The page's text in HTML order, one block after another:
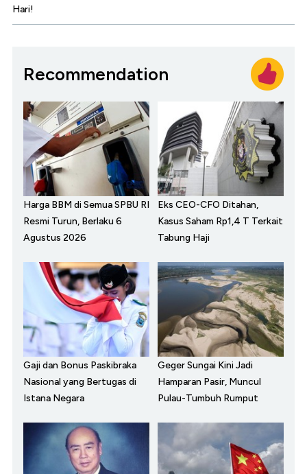
Hari!
Recommendation
Harga BBM di Semua SPBU RI
Resmi Turun, Berlaku 6
Agustus 2026
Eks CEO-CFO Ditahan,
Kasus Saham Rp1,4 T Terkait
Tabung Haji
Gaji dan Bonus Paskibraka
Nasional yang Bertugas di
Istana Negara
Geger Sungai Kini Jadi
Hamparan Pasir, Muncul
Pulau-Tumbuh Rumput